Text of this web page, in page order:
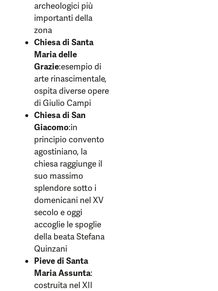
archeologici più
importanti della
zona
Chiesa di Santa
Maria delle
Grazie:esempio di
arte rinascimentale,
ospita diverse opere
di Giulio Campi
Chiesa di San
Giacomo:in
principio convento
agostiniano, la
chiesa raggiunge il
suo massimo
splendore sotto i
domenicani nel XV
secolo e oggi
accoglie le spoglie
della beata Stefana
Quinzani
Pieve di Santa
Maria Assunta:
costruita nel XII